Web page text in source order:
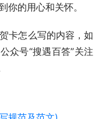
你的用心和关怀。
卡怎么写的内容，如
众号“搜遇百答”关注